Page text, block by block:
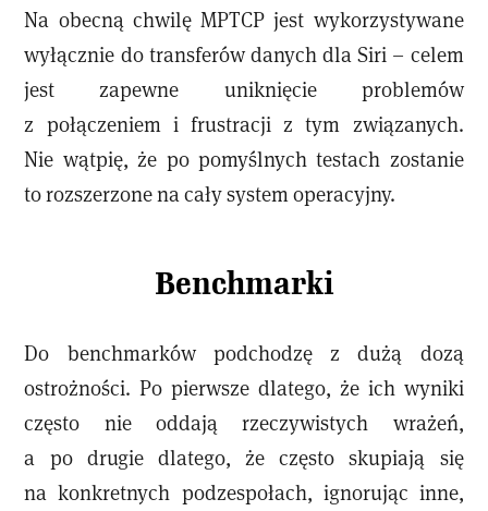
Na obecną chwilę MPTCP jest wykorzystywane
wyłącznie do transferów danych dla Siri – celem
jest zapewne uniknięcie problemów
z połączeniem i frustracji z tym związanych.
Nie wątpię, że po pomyślnych testach zostanie
to rozszerzone na cały system operacyjny.
Benchmarki
Do benchmarków podchodzę z dużą dozą
ostrożności. Po pierwsze dlatego, że ich wyniki
często nie oddają rzeczywistych wrażeń,
a po drugie dlatego, że często skupiają się
na konkretnych podzespołach, ignorując inne,